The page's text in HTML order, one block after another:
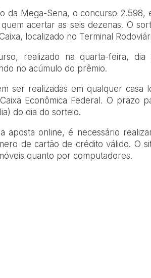
da Mega-Sena, o concurso 2.598,
acertar as seis dezenas. O
localizado no Terminal
realizado na quarta-feira,
no acúmulo do prêmio.
ser realizadas em qualquer
Econômica Federal. O prazo
do dia do sorteio.
aposta online, é necessário
de cartão de crédito válido. O
quanto por computadores.